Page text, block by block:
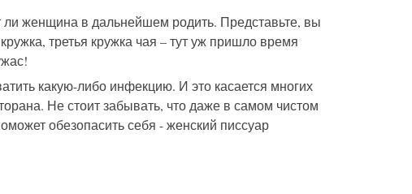
женщина в дальнейшем родить. Представьте, вы
третья кружка чая – тут уж пришло время
какую-либо инфекцию. И это касается многих
Не стоит забывать, что даже в самом чистом
обезопасить себя - женский писсуар